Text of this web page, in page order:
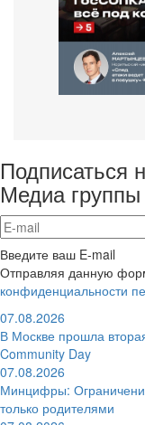
Подписаться
Медиа
Введите ваш E-mail
Отправляя данную
конфиденциальности
07.08.2026
В Москве прошла
Community Day
07.08.2026
Минцифры:
только родителями